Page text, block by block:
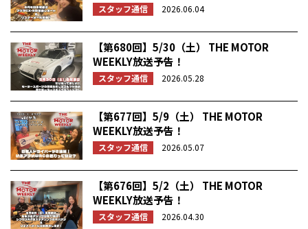
スタッフ通信 2026.06.04
【第680回】5/30（土） THE MOTOR
WEEKLY放送予告！
スタッフ通信 2026.05.28
【第677回】5/9（土） THE MOTOR
WEEKLY放送予告！
スタッフ通信 2026.05.07
【第676回】5/2（土） THE MOTOR
WEEKLY放送予告！
スタッフ通信 2026.04.30